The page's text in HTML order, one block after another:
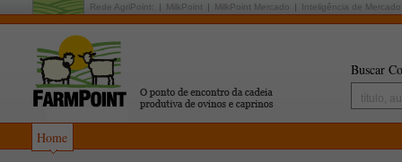
Rede AgriPoint: MilkPoint MilkPoint Mercado Inteligência de Mercado
Buscar
Home